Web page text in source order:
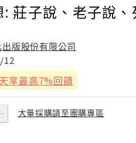
莊子說、老子說、
版股份有限公司
12
享最高7%回饋
大量採購請至團購專區